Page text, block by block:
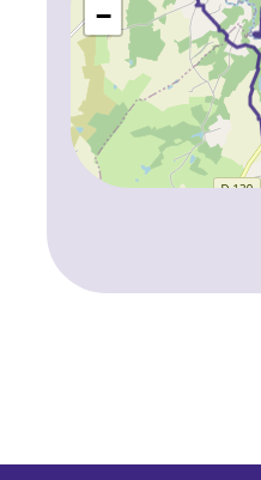
−